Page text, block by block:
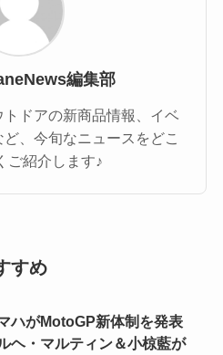
編集部
ドアの新商品情報、イベ
、今旬なニュースをどこ
ご紹介します♪
すめ
ハがMotoGP新体制を発表
ヘ・マルティン＆小椋藍が